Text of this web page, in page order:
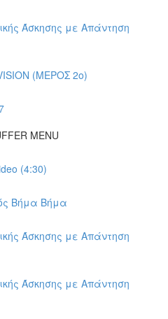
Άσκησης με Απάντηση
(ΜΕΡΟΣ 2ο)
MENU
(4:30)
Βήμα Βήμα
Άσκησης με Απάντηση
Άσκησης με Απάντηση